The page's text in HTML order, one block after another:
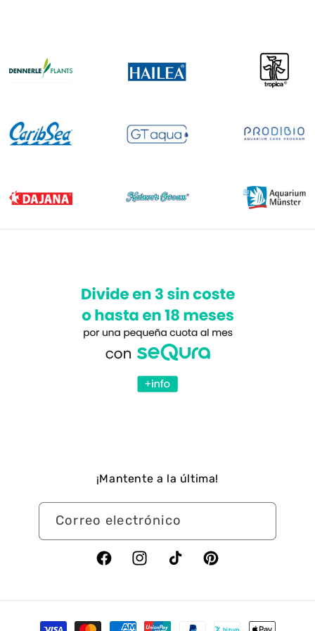
¡Mantente a la última!
Correo electrónico
FacebookInstagramTikTok Pinterest
Formas